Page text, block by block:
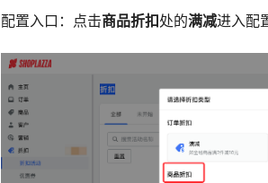
配置入口：点击商品折扣处的满减进入配